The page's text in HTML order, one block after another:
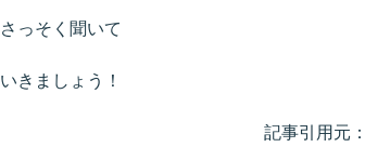
さっそく聞いて
いきましょう！
記事引用元：